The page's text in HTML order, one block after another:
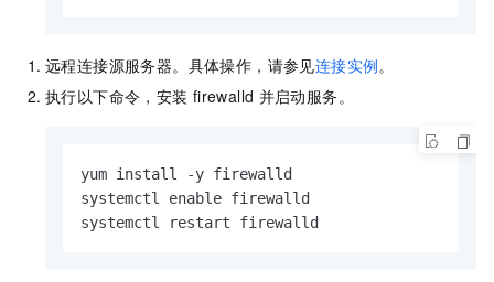
远程连接源服务器。具体操作，请参见连接实例。
执行以下命令，安装 firewalld 并启动服务。
yum install -y firewalld
systemctl enable firewalld
systemctl restart firewalld